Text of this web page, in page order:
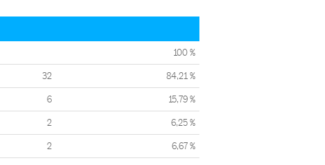
100 %
32 84,21 %
6 15,79 %
2 6,25 %
2 6,67 %